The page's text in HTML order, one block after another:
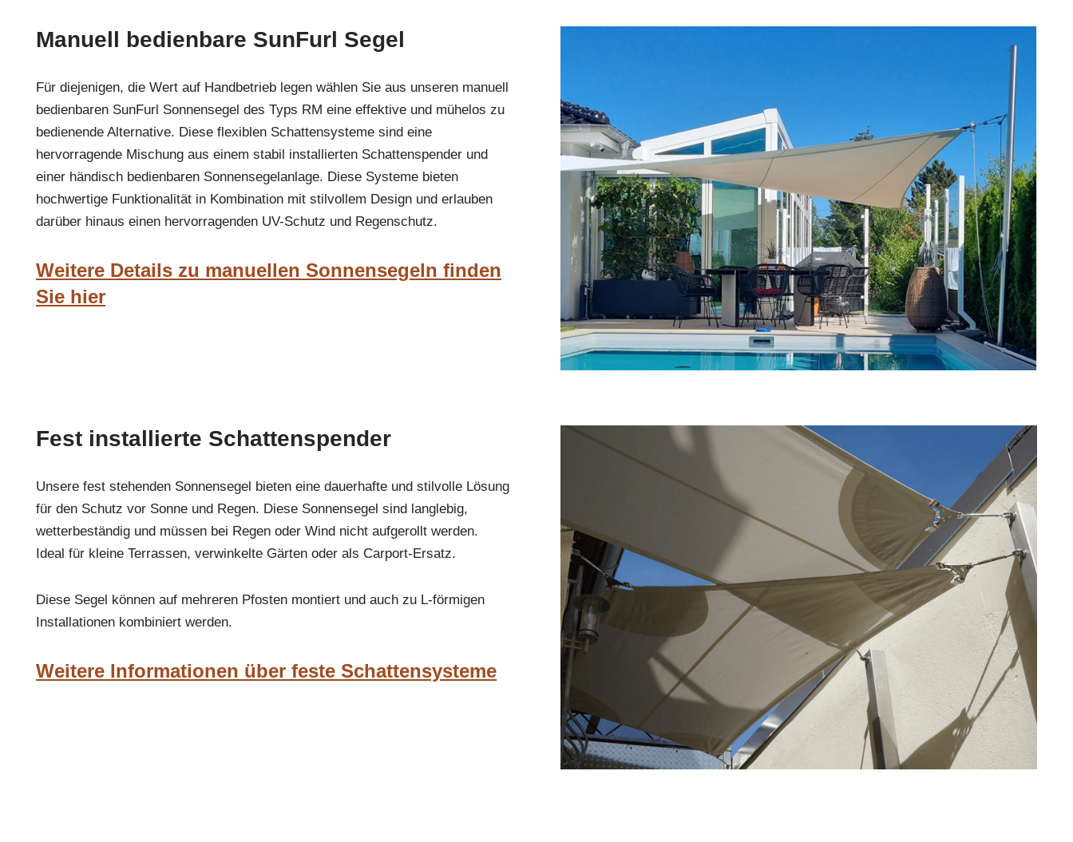
Manuell bedienbare SunFurl Segel
Für diejenigen, die Wert auf Handbetrieb legen wählen Sie aus unseren manuell
bedienbaren SunFurl Sonnensegel des Typs RM eine effektive und mühelos zu
bedienende Alternative. Diese flexiblen Schattensysteme sind eine
hervorragende Mischung aus einem stabil installierten Schattenspender und
einer händisch bedienbaren Sonnensegelanlage. Diese Systeme bieten
hochwertige Funktionalität in Kombination mit stilvollem Design und erlauben
darüber hinaus einen hervorragenden UV-Schutz und Regenschutz.
Weitere Details zu manuellen Sonnensegeln finden
Sie hier
Fest installierte Schattenspender
Unsere fest stehenden Sonnensegel bieten eine dauerhafte und stilvolle Lösung
für den Schutz vor Sonne und Regen. Diese Sonnensegel sind langlebig,
wetterbeständig und müssen bei Regen oder Wind nicht aufgerollt werden.
Ideal für kleine Terrassen, verwinkelte Gärten oder als Carport-Ersatz.
Diese Segel können auf mehreren Pfosten montiert und auch zu L-förmigen
Installationen kombiniert werden.
Weitere Informationen über feste Schattensysteme